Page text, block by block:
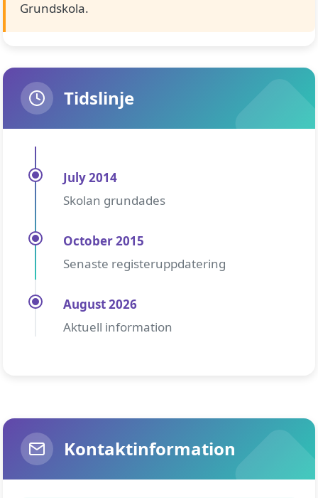
Grundskola.
Tidslinje
July 2014
Skolan grundades
October 2015
Senaste registeruppdatering
August 2026
Aktuell information
Kontaktinformation